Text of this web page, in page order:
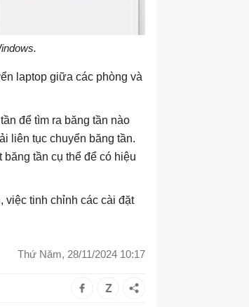
laptop giữa các phòng và
để tìm ra băng tần nào
liên tục chuyển băng tần.
tần cụ thể để có hiệu
việc tinh chỉnh các cài đặt
Thứ Năm, 28/11/2024 10:17